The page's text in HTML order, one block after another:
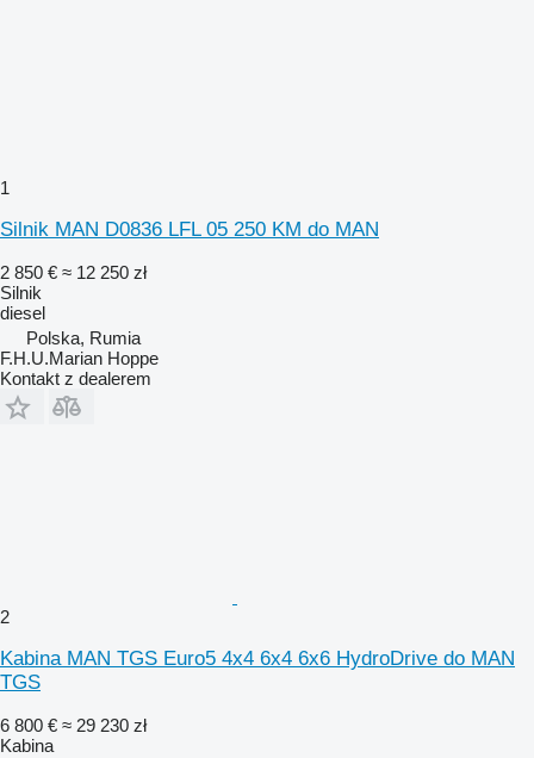
1
Silnik MAN D0836 LFL 05 250 KM do MAN
2 850 € ≈ 12 250 zł
Silnik
diesel
Polska, Rumia
F.H.U.Marian Hoppe
Kontakt z dealerem
2
Kabina MAN TGS Euro5 4x4 6x4 6x6 HydroDrive do MAN
TGS
6 800 € ≈ 29 230 zł
Kabina